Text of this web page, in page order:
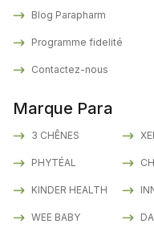
Blog Parapharm
Programme fidelité
Contactez-nous
Marque Para
3 CHÊNES
PHYTÉAL
KINDER HEALTH
WEE BABY